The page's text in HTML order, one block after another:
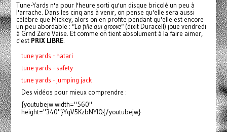
Tune-Yards n'a pour l'heure sorti qu'un disque bricolé un peu à
l'arrache. Dans les cinq ans à venir, on pense qu'elle sera aussi
célèbre que Mickey, alors on en profite pendant qu'elle est encore
un peu abordable : "La fille qui groove"(dixit Duracell) joue vendredi
à Grnd Zero Vaise. Et comme on tient absolument à la faire aimer,
c'est PRIX LIBRE.
tune yards - hatari
tune yards - safety
tune yards - jumping jack
Des vidéos pour mieux comprendre :
{youtubejw width="560"
height="340"}YqV5KzbNYIQ{/youtubejw}